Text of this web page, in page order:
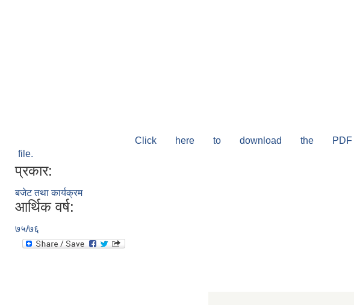
Click here to download the PDF
file.
प्रकार:
बजेट तथा कार्यक्रम
आर्थिक वर्ष:
७५/७६